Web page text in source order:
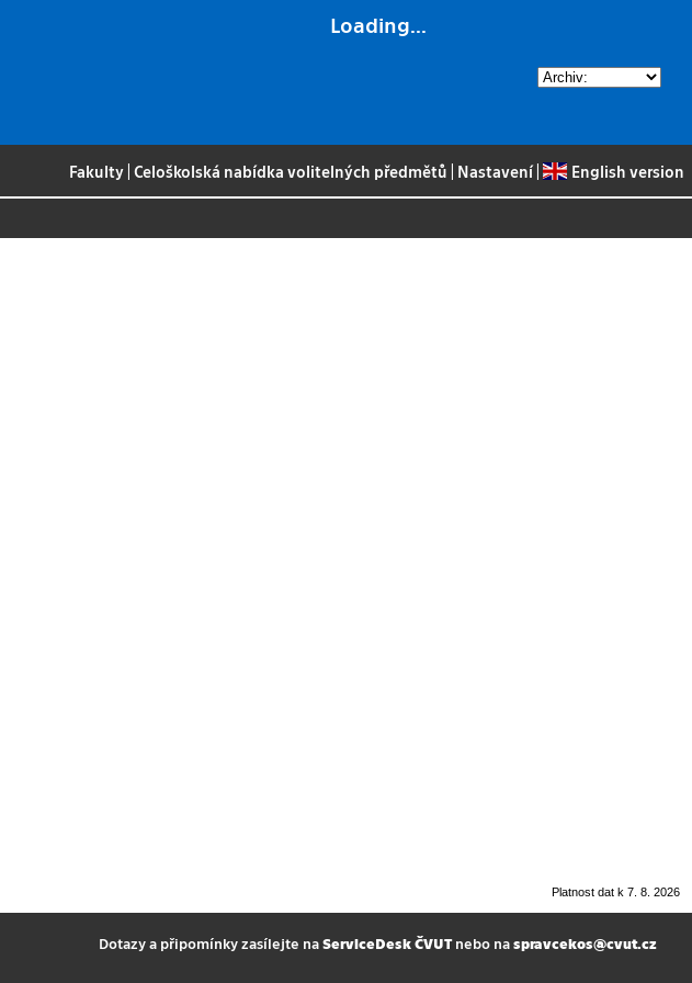
Loading...
Fakulty |Celoškolská nabídka volitelných předmětů Nastavení| English version
Platnost dat k 7. 8. 2026
Dotazy a připomínky zasílejte naServiceDesk ČVUTnebo naspravcekos@cvut.cz